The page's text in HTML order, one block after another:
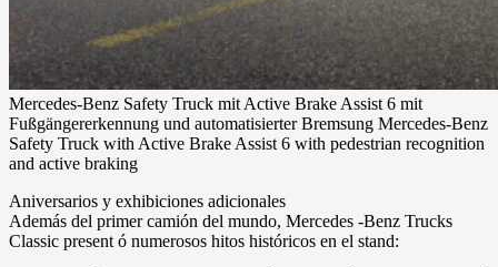
Mercedes-Benz Safety Truck mit Active Brake Assist 6 mit
Fußgängererkennung und automatisierter Bremsung Mercedes-Benz
Safety Truck with Active Brake Assist 6 with pedestrian recognition
and active braking
Aniversarios y exhibiciones adicionales
Además del primer camión del mundo, Mercedes -Benz Trucks
Classic present ó numerosos hitos históricos en el stand: